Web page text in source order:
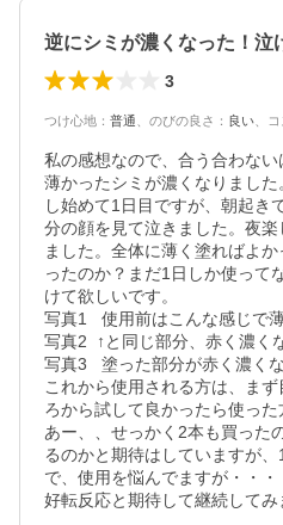
3
つけ心地 ： 普通 のびの良さ ： 良い
私の感想なので、合う合わな
薄かったシミが濃くなりまし
し始めて1日目ですが、朝起き
分の顔を見て泣きました。夜
ました。全体に薄く塗ればよ
ったのか？まだ1日しか使って
けて欲しいです。
写真1   使用前はこんな感じで
写真2  ↑と同じ部分、赤く濃く
写真3   塗った部分が赤く濃く
これから使用される方は、ま
ろから試して良かったら使った
あー、、せっかく2本も買った
るのかと期待はしていますが
で、使用を悩んでますが・・・
好転反応と期待して継続してみ